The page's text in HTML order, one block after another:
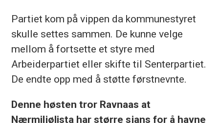
Partiet kom på vippen da kommunestyret
skulle settes sammen. De kunne velge
mellom å fortsette et styre med
Arbeiderpartiet eller skifte til Senterpartiet.
De endte opp med å støtte førstnevnte.
Denne høsten tror Ravnaas at
Nærmiljølista har større sjans for å havne